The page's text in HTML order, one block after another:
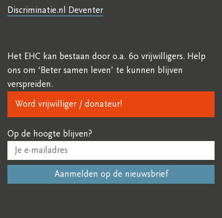
Discriminatie.nl Deventer
Het EHC kan bestaan door o.a. 60 vrijwilligers. Help
ons om ‘Beter samen leven’ te kunnen blijven
verspreiden.
Word vrijwilliger / donateur!
Op de hoogte blijven?